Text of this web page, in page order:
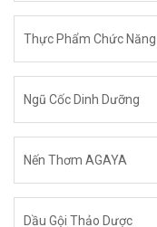
Thực Phẩm Chức Năng
Ngũ Cốc Dinh Dưỡng
Nến Thơm AGAYA
Dầu Gội Thảo Dược